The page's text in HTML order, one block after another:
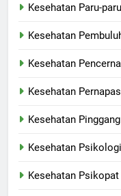
Kesehatan Paru-paru
Kesehatan
Kesehatan
Kesehatan
Kesehatan Pinggang
Kesehatan
Kesehatan Psikopat